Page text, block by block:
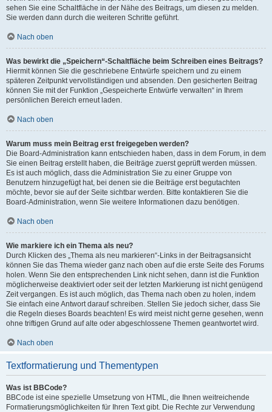
sehen Sie eine Schaltfläche in der Nähe des Beitrags, um diesen zu melden.
Sie werden dann durch die weiteren Schritte geführt.
Nach oben
Was bewirkt die „Speichern“-Schaltfläche beim Schreiben eines Beitrags?
Hiermit können Sie die geschriebene Entwürfe speichern und zu einem
späteren Zeitpunkt vervollständigen und absenden. Den gesicherten Beitrag
können Sie mit der Funktion „Gespeicherte Entwürfe verwalten“ in Ihrem
persönlichen Bereich erneut laden.
Nach oben
Warum muss mein Beitrag erst freigegeben werden?
Die Board-Administration kann entschieden haben, dass in dem Forum, in dem
Sie einen Beitrag erstellt haben, die Beiträge zuerst geprüft werden müssen.
Es ist auch möglich, dass die Administration Sie zu einer Gruppe von
Benutzern hinzugefügt hat, bei denen sie die Beiträge erst begutachten
möchte, bevor sie auf der Seite sichtbar werden. Bitte kontaktieren Sie die
Board-Administration, wenn Sie weitere Informationen dazu benötigen.
Nach oben
Wie markiere ich ein Thema als neu?
Durch Klicken des „Thema als neu markieren“-Links in der Beitragsansicht
können Sie das Thema wieder ganz nach oben auf die erste Seite des Forums
holen. Wenn Sie den entsprechenden Link nicht sehen, dann ist die Funktion
möglicherweise deaktiviert oder seit der letzten Markierung ist nicht genügend
Zeit vergangen. Es ist auch möglich, das Thema nach oben zu holen, indem
Sie einfach eine Antwort darauf schreiben. Stellen Sie jedoch sicher, dass Sie
die Regeln dieses Boards beachten! Es wird meist nicht gerne gesehen, wenn
ohne triftigen Grund auf alte oder abgeschlossene Themen geantwortet wird.
Nach oben
Textformatierung und Thementypen
Was ist BBCode?
BBCode ist eine spezielle Umsetzung von HTML, die Ihnen weitreichende
Formatierungsmöglichkeiten für Ihren Text gibt. Die Rechte zur Verwendung